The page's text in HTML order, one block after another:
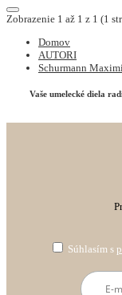
Zobrazenie 1 až 1 z 1 (1
Domov
AUTORI
Schurmann
Vaše umelecké diela
Súhlasím s